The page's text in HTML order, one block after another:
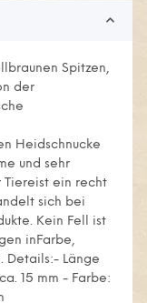
Spitzen,
der
Heidschnucke
und sehr
Tiereist ein recht
sich bei
Kein Fell ist
inFarbe,
Details:- Länge
15 mm - Farbe: